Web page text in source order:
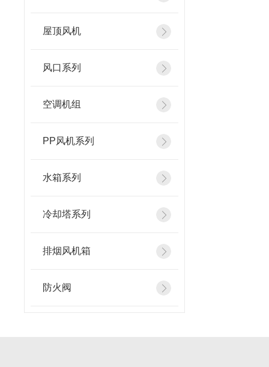
屋顶风机
风口系列
空调机组
PP风机系列
水箱系列
冷却塔系列
排烟风机箱
防火阀